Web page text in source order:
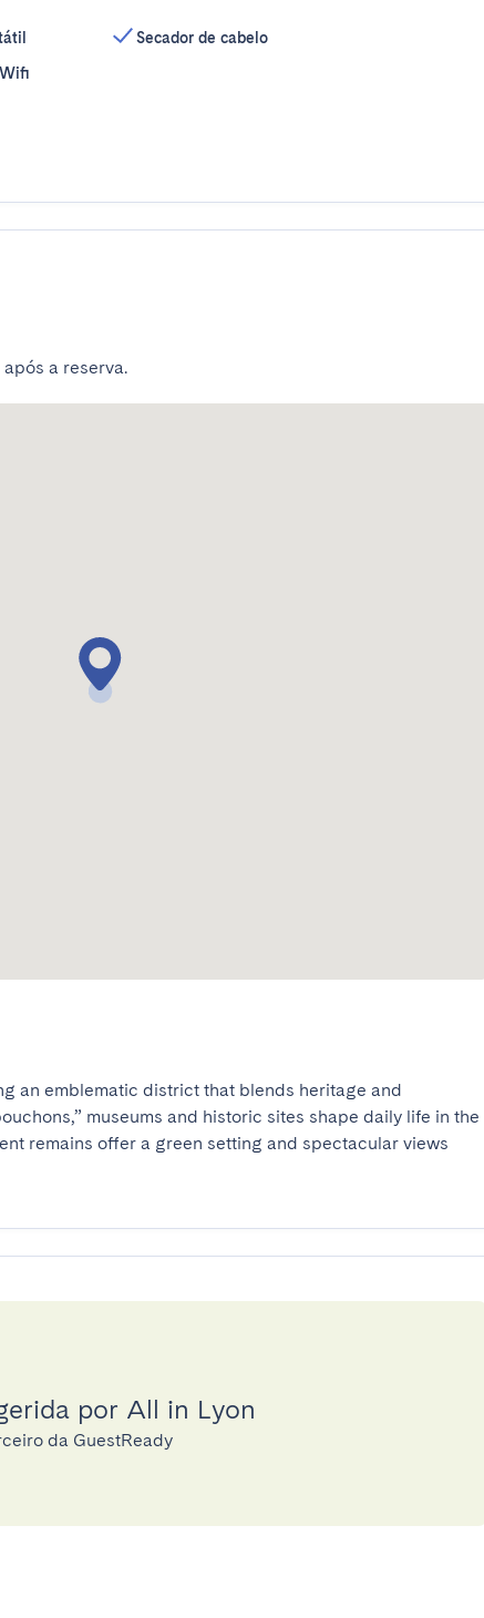
Secador de cabelo
a reserva.
an emblematic district that blends heritage and
museums and historic sites shape daily life in the
remains offer a green setting and spectacular views
por All in Lyon
da GuestReady